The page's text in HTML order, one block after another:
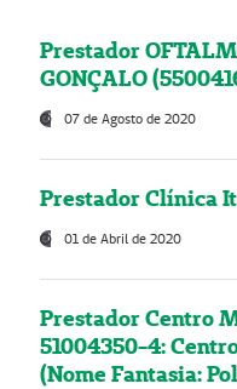
Prestador
GONÇALO
07 de Agosto de 2020
Prestador Clínica
01 de Abril de 2020
Prestador Centro
51004350-4:
(Nome Fantasia: